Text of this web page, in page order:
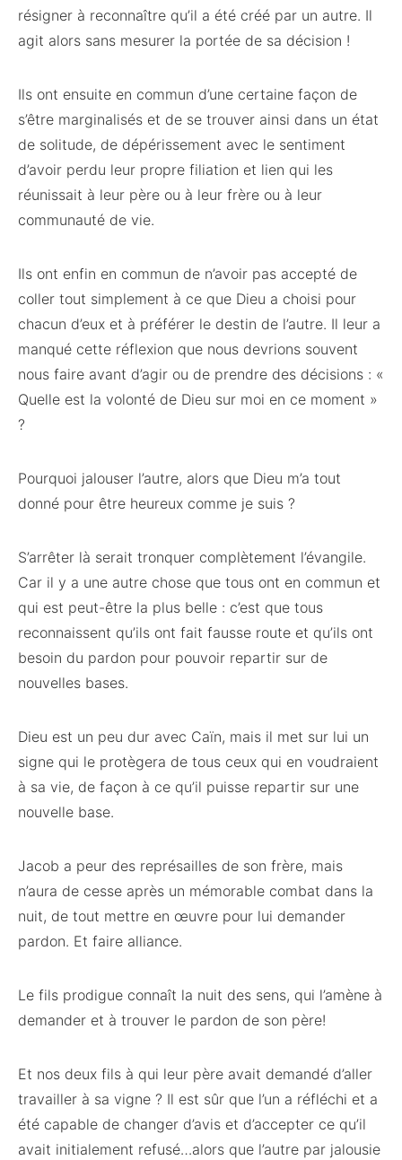
résigner à reconnaître qu’il a été créé par un autre. Il
agit alors sans mesurer la portée de sa décision !
Ils ont ensuite en commun d’une certaine façon de
s’être marginalisés et de se trouver ainsi dans un état
de solitude, de dépérissement avec le sentiment
d’avoir perdu leur propre filiation et lien qui les
réunissait à leur père ou à leur frère ou à leur
communauté de vie.
Ils ont enfin en commun de n’avoir pas accepté de
coller tout simplement à ce que Dieu a choisi pour
chacun d’eux et à préférer le destin de l’autre. Il leur a
manqué cette réflexion que nous devrions souvent
nous faire avant d’agir ou de prendre des décisions : «
Quelle est la volonté de Dieu sur moi en ce moment »
?
Pourquoi jalouser l’autre, alors que Dieu m’a tout
donné pour être heureux comme je suis ?
S’arrêter là serait tronquer complètement l’évangile.
Car il y a une autre chose que tous ont en commun et
qui est peut-être la plus belle : c’est que tous
reconnaissent qu’ils ont fait fausse route et qu’ils ont
besoin du pardon pour pouvoir repartir sur de
nouvelles bases.
Dieu est un peu dur avec Caïn, mais il met sur lui un
signe qui le protègera de tous ceux qui en voudraient
à sa vie, de façon à ce qu’il puisse repartir sur une
nouvelle base.
Jacob a peur des représailles de son frère, mais
n’aura de cesse après un mémorable combat dans la
nuit, de tout mettre en œuvre pour lui demander
pardon. Et faire alliance.
Le fils prodigue connaît la nuit des sens, qui l’amène à
demander et à trouver le pardon de son père!
Et nos deux fils à qui leur père avait demandé d’aller
travailler à sa vigne ? Il est sûr que l’un a réfléchi et a
été capable de changer d’avis et d’accepter ce qu’il
avait initialement refusé…alors que l’autre par jalousie